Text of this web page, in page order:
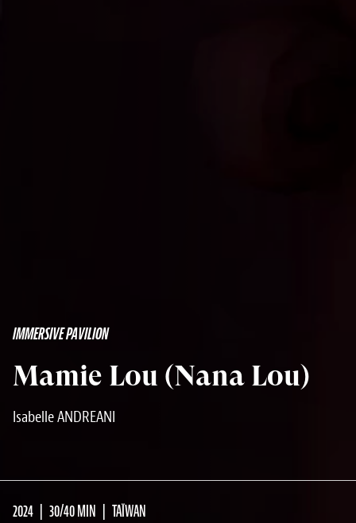
IMMERSIVE PAVILION
Mamie Lou (Nana Lou)
Isabelle ANDREANI
2024 30/40 MIN TAÏWAN